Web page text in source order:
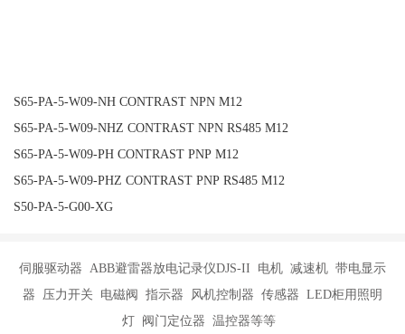
S65-PA-5-W09-NH CONTRAST NPN M12
S65-PA-5-W09-NHZ CONTRAST NPN RS485 M12
S65-PA-5-W09-PH CONTRAST PNP M12
S65-PA-5-W09-PHZ CONTRAST PNP RS485 M12
S50-PA-5-G00-XG
伺服驱动器 ABB避雷器放电记录仪DJS-II 电机 减速机 带电显示
器 压力开关 电磁阀 指示器 风机控制器 传感器 LED柜用照明
灯 阀门定位器 温控器等等